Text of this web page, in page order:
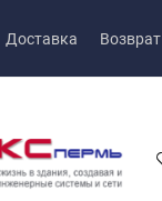
Доставка Возврат